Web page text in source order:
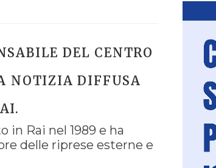
DEL CENTRO
NOTIZIA DIFFUSA
in Rai nel 1989 e ha
delle riprese esterne e